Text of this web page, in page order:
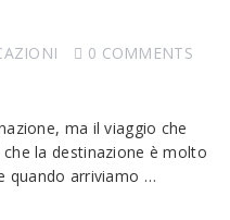
0 COMMENTS
ma il viaggio che
la destinazione è molto
quando arriviamo …